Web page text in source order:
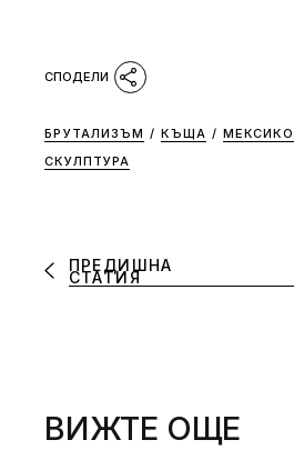
БРУТАЛИЗЪМ / КЪЩА / МЕКСИКО
СКУЛПТУРА
ПРЕДИШНА
СТАТИЯ
ВИЖТЕ ОЩЕ